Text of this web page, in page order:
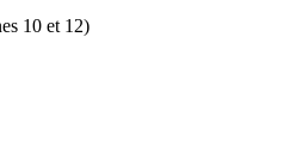
10 et 12)